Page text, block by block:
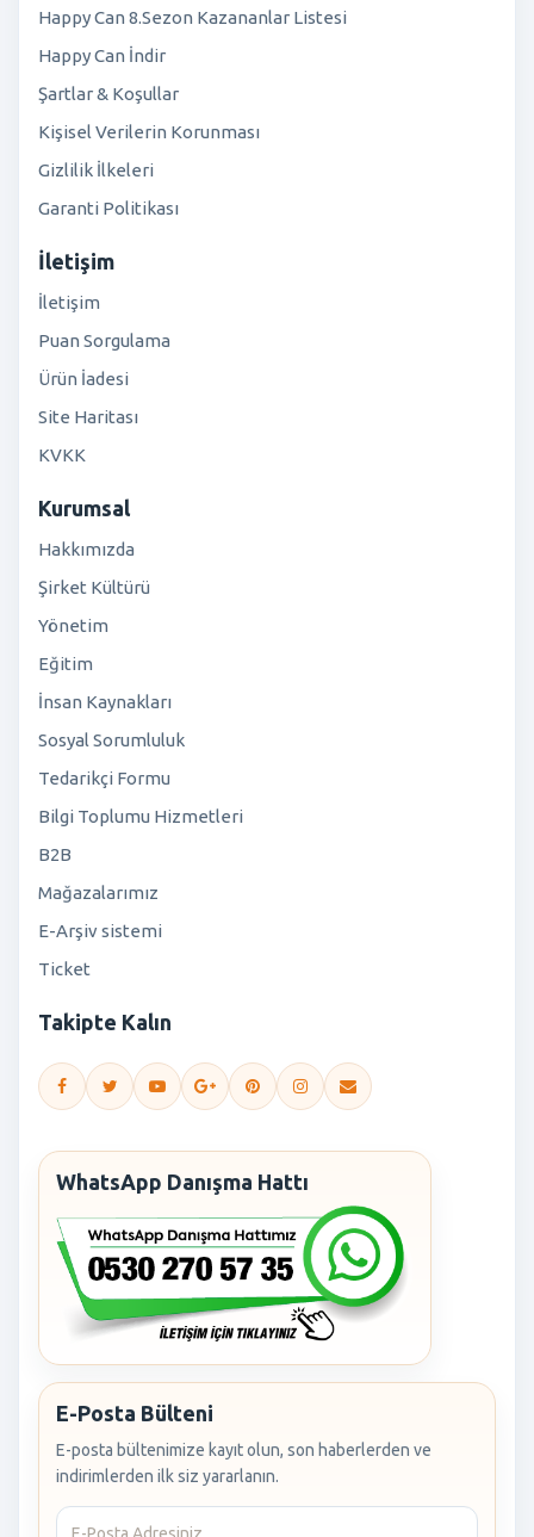
Happy Can 8.Sezon Kazananlar Listesi
Happy Can İndir
Şartlar & Koşullar
Kişisel Verilerin Korunması
Gizlilik İlkeleri
Garanti Politikası
İletişim
İletişim
Puan Sorgulama
Ürün İadesi
Site Haritası
KVKK
Kurumsal
Hakkımızda
Şirket Kültürü
Yönetim
Eğitim
İnsan Kaynakları
Sosyal Sorumluluk
Tedarikçi Formu
Bilgi Toplumu Hizmetleri
B2B
Mağazalarımız
E-Arşiv sistemi
Ticket
Takipte Kalın
WhatsApp Danışma Hattı
E-Posta Bülteni
E-posta bültenimize kayıt olun, son haberlerden ve
indirimlerden ilk siz yararlanın.